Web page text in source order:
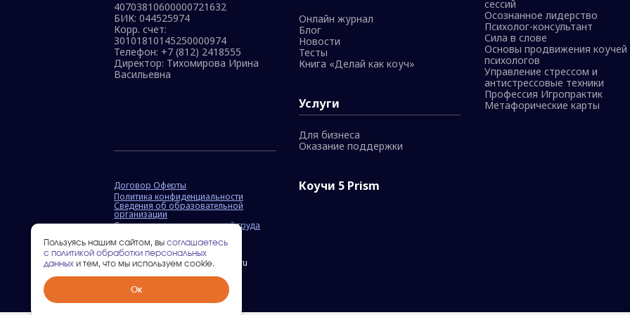
40703810600000721632
БИК: 044525974
Корр. счет:
30101810145250000974
Телефон: +7 (812) 2418555
Директор: Тихомирова Ирина
Васильевна
Договор Оферты
Политика конфиденциальности
Сведения об образовательной
организации
Специальная оценка условий труда
RU | Copyright © 2026 5prism.ru
Онлайн журнал
Блог
Новости
Тесты
Книга «Делай как коуч»
Услуги
Для бизнеса
Оказание поддержки
Коучи 5 Prism
сессий
Осознанное лидерство
Психолог-консультант
Сила в слове
Основы продвижения коучей
психологов
Управление стрессом и
антистрессовые техники
Профессия Игропрактик
Метафорические карты
Пользуясь нашим сайтом, вы соглашаетесь
с политикой обработки персональных
данных и тем, что мы используем cookie.
Ок